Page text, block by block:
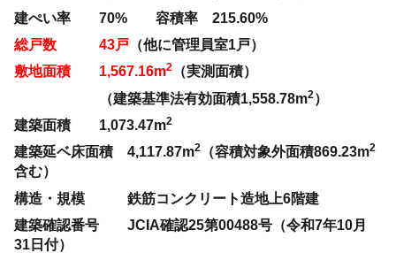
建ぺい率 70% 容積率 215.60%
総戸数 43戸 （他に管理員室1戸）
敷地面積 1,567.16m2
（実測面積）
（建築基準法有効面積1,558.78m2 ）
建築面積 1,073.47m2
建築延ベ床面積 4,117.87m2 （容積対象外面積869.23m2
含む）
構造・規模 鉄筋コンクリート造地上6階建
建築確認番号 JCIA確認25第00488号（令和7年10月
31日付）